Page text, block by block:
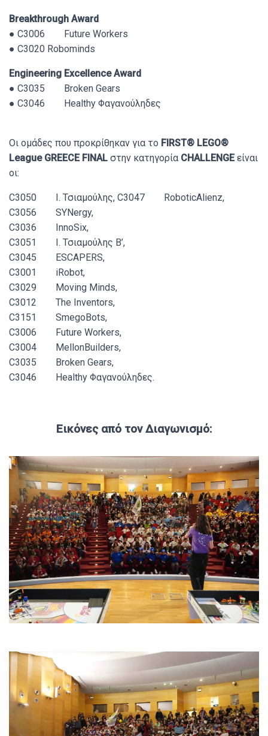
Breakthrough Award
● C3006 Future Workers
● C3020 Robominds
Engineering Excellence Award
● C3035 Broken Gears
● C3046 Healthy Φαγανούληδες
Οι ομάδες που προκρίθηκαν για το FIRST® LEGO®
League GREECE FINAL στην κατηγορία CHALLENGEείναι
οι:
C3050 Ι. Τσιαμούλης, C3047 RoboticAlienz,
C3056 SYNergy,
C3036 InnoSix,
C3051 Ι. Τσιαμούλης Β’,
C3045 ESCAPERS,
C3001 iRobot,
C3029 Moving Minds,
C3012 The Inventors,
C3151 SmegoBots,
C3006 Future Workers,
C3004 MellonBuilders,
C3035 Broken Gears,
C3046 Healthy Φαγανούληδες.
Εικόνες από τον Διαγωνισμό: